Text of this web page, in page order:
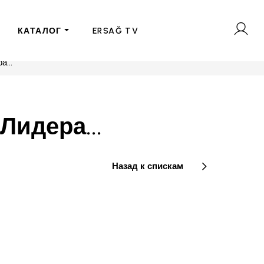
КАТАЛОГ ERSAĞ TV
Назад к спискам